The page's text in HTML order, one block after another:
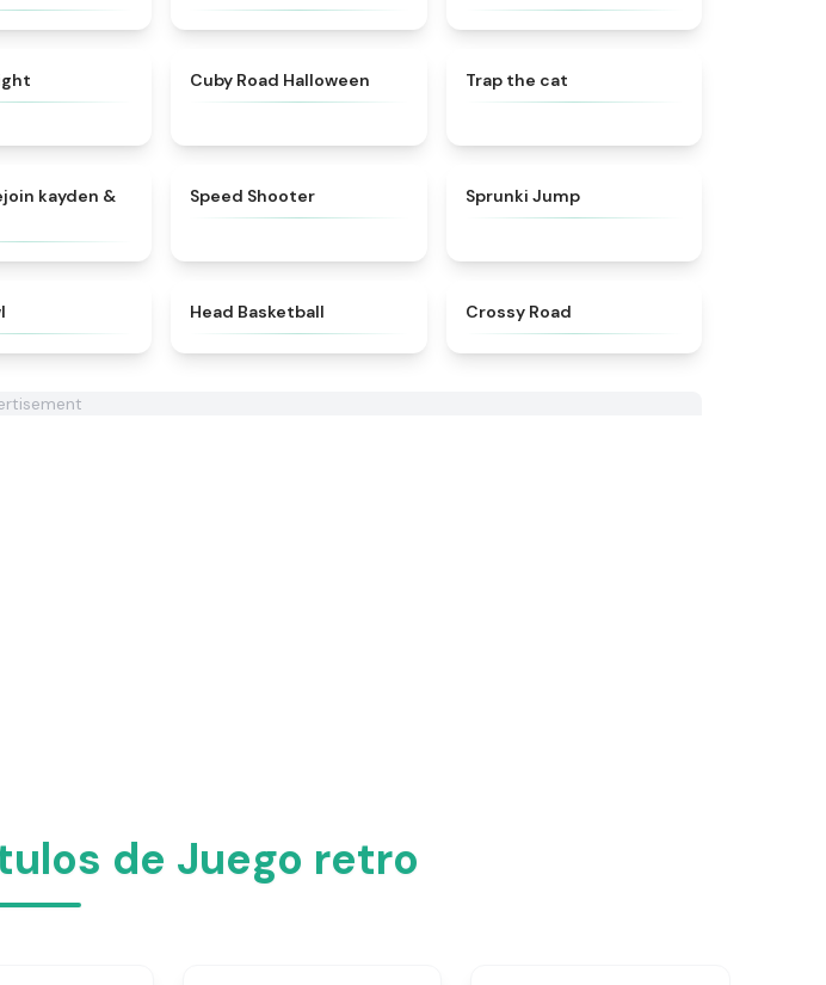
Cuby Road Halloween Trap the cat
★4.5
kayden &
Speed Shooter Sprunki Jump
Head Basketball Crossy Road
de Juego retro